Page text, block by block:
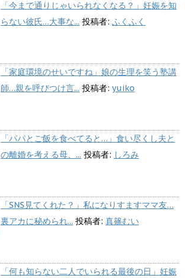
「今まで通りじゃいられなくなる？」妊娠を知
らない彼氏…大事な... 投稿者: ふくふく
「家庭環境のせいですね」娘の生理を笑う塾講
師…親を呼びつけ言... 投稿者: yuiko
「パパとご飯を食べてると…」食い尽くし夫と
の離婚を考える母、... 投稿者: しろみ
「SNS見てくれた？」私になりすますママ友…
裏アカに秘められ... 投稿者: 真篠むい
「何も知らない二人でいられる最後の日」妊娠